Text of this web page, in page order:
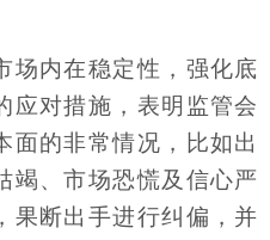
场内在稳定性，强化底
应对措施，表明监管会
面的非常情况，比如出
竭、市场恐慌及信心严
果断出手进行纠偏，并